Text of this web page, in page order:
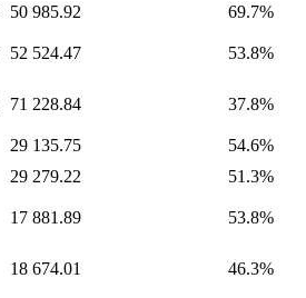
50 985.92 69.7%
52 524.47 53.8%
71 228.84 37.8%
29 135.75
54.6%
29 279.22 51.3%
17 881.89 53.8%
18 674.01 46.3%